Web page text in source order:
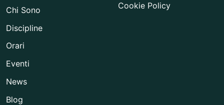
Chi Sono
Discipline
Orari
Eventi
News
Blog
Cookie Policy